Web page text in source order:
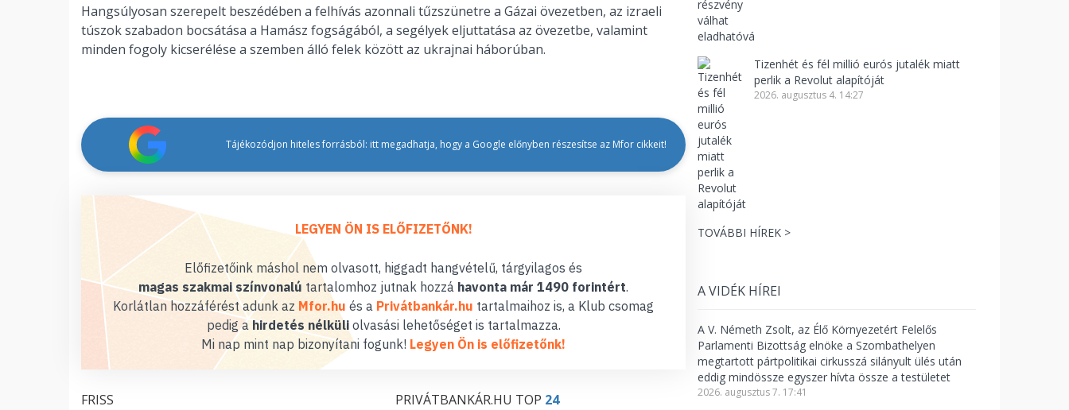
Hangsúlyosan szerepelt beszédében a felhívás azonnali tűzszünetre a Gázai övezetben, az izraeli
túszok szabadon bocsátása a Hamász fogságából, a segélyek eljuttatása az övezetbe, valamint
minden fogoly kicserélése a szemben álló felek között az ukrajnai háborúban.
Tájékozódjon hiteles forrásból: itt megadhatja, hogy a Google előnyben részesítse az Mfor cikkeit!
LEGYEN ÖN IS ELŐFIZETŐNK!
Előfizetőink máshol nem olvasott, higgadt hangvételű, tárgyilagos és
magas szakmai színvonalú tartalomhoz jutnak hozzá havonta már 1490 forintért.
Korlátlan hozzáférést adunk az Mfor.hu és a Privátbankár.hu tartalmaihoz is, a Klub csomag
pedig ahirdetés nélküliolvasási lehetőséget is tartalmazza.
Mi nap mint nap bizonyítani fogunk! Legyen Ön is előfizetőnk!
FRISS PRIVÁTBANKÁR.HU TOP 24
Tizenhét és fél millió eurós jutalék miatt
perlik a Revolut alapítóját
2026. augusztus 4. 14:27
TOVÁBBI HÍREK >
A VIDÉK HÍREI
A V. Németh Zsolt, az Élő Környezetért Felelős
Parlamenti Bizottság elnöke a Szombathelyen
megtartott pártpolitikai cirkusszá silányult ülés után
eddig mindössze egyszer hívta össze a testületet
2026. augusztus 7. 17:41